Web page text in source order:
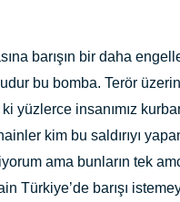
barışın bir daha
bu bomba. Terör
yüzlerce insanımız
kim bu saldırıyı
ama bunların tek
Türkiye’de barışı